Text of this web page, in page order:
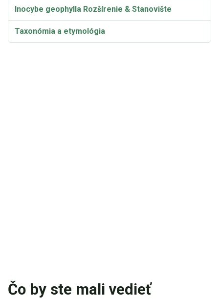
Inocybe geophylla Rozšírenie & Stanovište
Taxonómia a etymológia
Čo by ste mali vedieť